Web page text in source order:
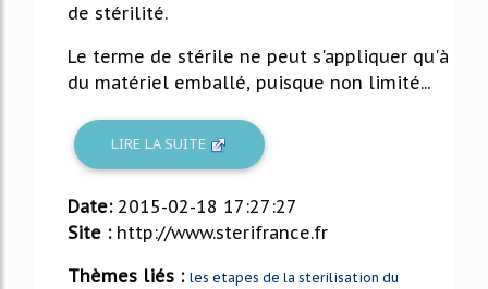
de stérilité.
Le terme de stérile ne peut s'appliquer qu'à
du matériel emballé, puisque non limité...
LIRE LA SUITE
Date: 2015-02-18 17:27:27
Site : http://www.sterifrance.fr
Thèmes liés : les etapes de la sterilisation du